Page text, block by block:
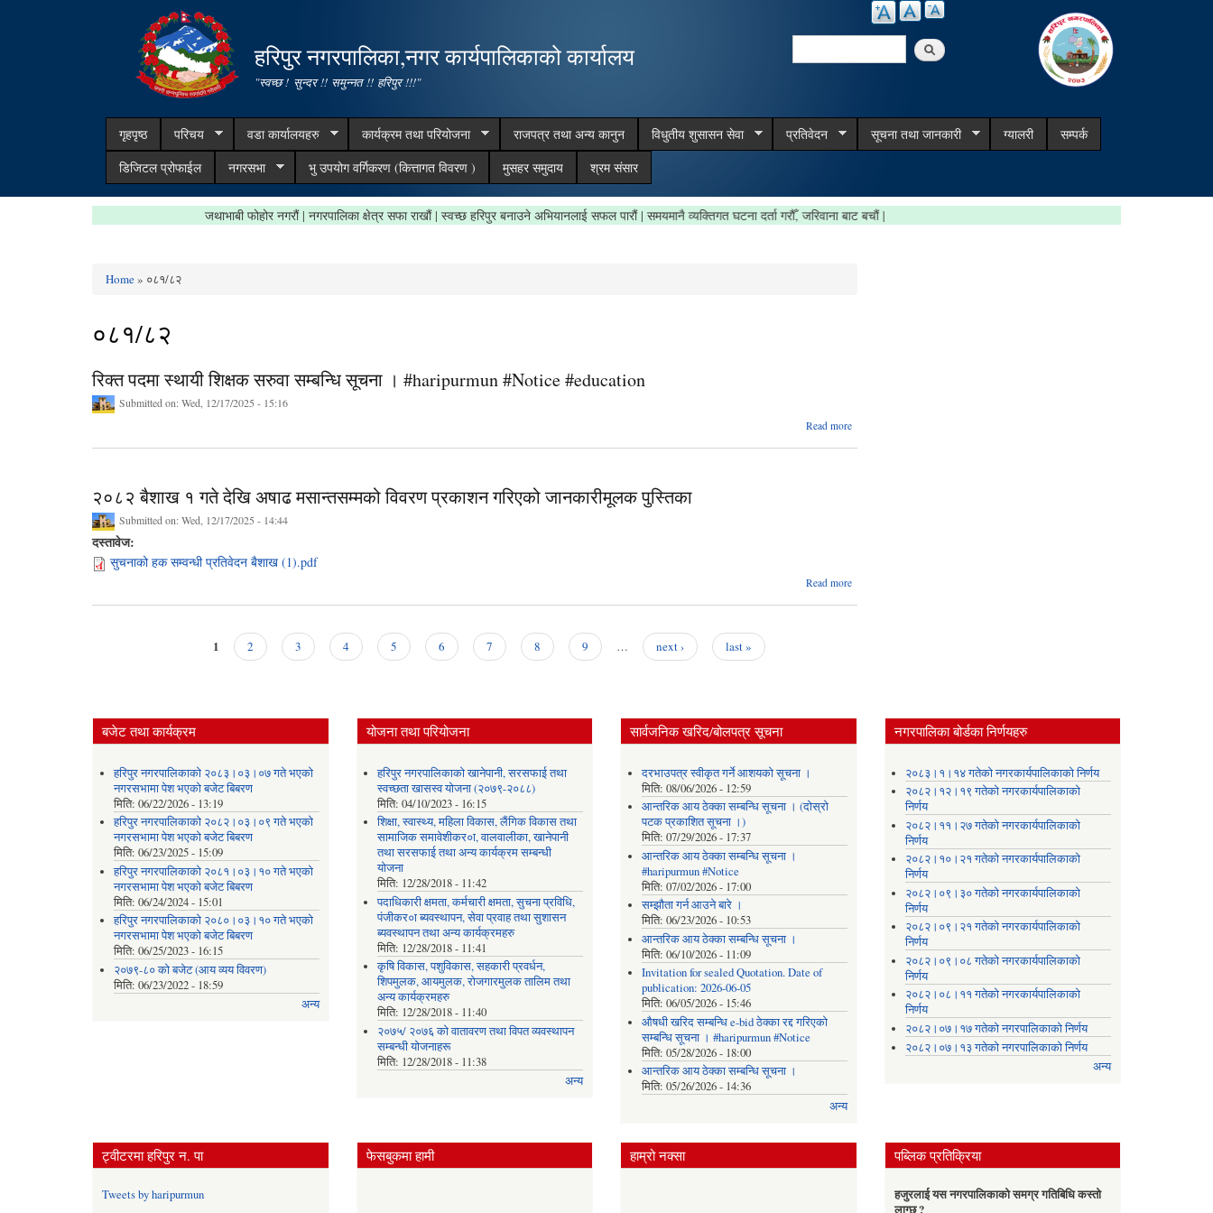
content
हरिपुर नगरपालिका,नगर कार्यपालिकाको कार्यालय
"स्वच्छ ! सुन्दर !! समुन्नत !! हरिपुर !!!"
Search
गृहपृष्ठ परिचय वडा कार्यालयहरु कार्यक्रम तथा परियोजना राजपत्र तथा अन्य कानुन विधुतीय शुसासन सेवा प्रतिवेदन सूचना तथा जानकारी ग्यालरी
सम्पर्क
डिजिटल प्रोफाईल
नगरसभा भु उपयोग वर्गिकरण (कित्तागत विवरण ) मुसहर समुदाय श्रम संसार
जथाभाबी फोहोर नगरौं | नगरपालिका क्षेत्र सफा राखौं | स्वच्छ हरिपुर बनाउने अभियानलाई सफल पारौं | समयमानै व्यक्तिगत घटना दर्ता गरौँ, जरिवाना बाट बचौं |
Home» ०८१/८२
०८१/८२
रिक्त पदमा स्थायी शिक्षक सरुवा सम्बन्धि सूचना । #haripurmun #Notice #education
Submitted on:Wed, 12/17/2025 - 15:16
Read more
२०८२ बैशाख १ गते देखि अषाढ मसान्तसम्मको विवरण प्रकाशन गरिएको जानकारीमूलक पुस्तिका
Submitted on:Wed, 12/17/2025 - 14:44
दस्तावेज:
सुचनाको हक सम्वन्धी प्रतिवेदन बैशाख (1).pdf
Read more
1 2 3 4 5 6 7 8 9 … next › last »
बजेट तथा कार्यक्रम
हरिपुर नगरपालिकाको २०८३।०३।०७ गते भएको
नगरसभामा पेश भएको बजेट बिबरण
मिति: 06/22/2026 - 13:19
हरिपुर नगरपालिकाको २०८२।०३।०९ गते भएको
नगरसभामा पेश भएको बजेट बिबरण
मिति: 06/23/2025 - 15:09
हरिपुर नगरपालिकाको २०८१।०३।१० गते भएको
नगरसभामा पेश भएको बजेट बिबरण
मिति: 06/24/2024 - 15:01
हरिपुर नगरपालिकाको २०८०।०३।१० गते भएको
नगरसभामा पेश भएको बजेट बिबरण
मिति: 06/25/2023 - 16:15
२०७९-८० को बजेट (आय व्यय विवरण)
मिति: 06/23/2022 - 18:59
अन्य
योजना तथा परियोजना
हरिपुर नगरपालिकाको खानेपानी, सरसफाई तथा
स्वच्छता खासस्व योजना (२०७९-२०८८)
मिति:04/10/2023 - 16:15
शिक्षा, स्वास्थ्य, महिला विकास, लैंगिक विकास तथा
सामाजिक समावेशीकर०ा, वालवालीका, खानेपानी
तथा सरसफाई तथा अन्य कार्यक्रम सम्बन्धी
योजना
मिति: 12/28/2018 - 11:42
पदाधिकारी क्षमता, कर्मचारी क्षमता, सुचना प्रविधि,
पंजीकर०ा ब्यवस्थापन, सेवा प्रवाह तथा सुशासन
ब्यवस्थापन तथा अन्य कार्यक्रमहरु
मिति: 12/28/2018 - 11:41
कृषि विकास, पशुविकास, सहकारी प्रवर्धन,
शिपमुलक, आयमुलक, रोजगारमुलक तालिम तथा
अन्य कार्यक्रमहरु
मिति: 12/28/2018 - 11:40
२०७५/ २०७६ को वातावरण तथा विपत व्यवस्थापन
सम्बन्धी योजनाहरू
मिति: 12/28/2018 - 11:38
अन्य
सार्वजनिक खरिद/बोलपत्र सूचना
दरभाउपत्र स्वीकृत गर्ने आशयको सूचना ।
मिति: 08/06/2026 - 12:59
आन्तरिक आय ठेक्का सम्बन्धि सूचना । (दोस्रो
पटक प्रकाशित सूचना ।)
मिति: 07/29/2026 - 17:37
आन्तरिक आय ठेक्का सम्बन्धि सूचना ।
#haripurmun #Notice
मिति: 07/02/2026 - 17:00
सम्झौता गर्न आउने बारे ।
मिति: 06/23/2026 - 10:53
आन्तरिक आय ठेक्का सम्बन्धि सूचना ।
मिति: 06/10/2026 - 11:09
Invitation for sealed Quotation. Date of
publication: 2026-06-05
मिति: 06/05/2026 - 15:46
औषधी खरिद सम्बन्धि e-bid ठेक्का रद्द गरिएको
सम्बन्धि सूचना । #haripurmun #Notice
मिति: 05/28/2026 - 18:00
आन्तरिक आय ठेक्का सम्बन्धि सूचना ।
मिति: 05/26/2026 - 14:36
अन्य
नगरपालिका बोर्डका निर्णयहरु
२०८३।१।१४ गतेको नगरकार्यपालिकाको निर्णय
२०८२।१२।१९ गतेको नगरकार्यपालिकाको
निर्णय
२०८२।११।२७ गतेको नगरकार्यपालिकाको
निर्णय
२०८२।१०।२१ गतेको नगरकार्यपालिकाको
निर्णय
२०८२।०९।३० गतेको नगरकार्यपालिकाको
निर्णय
२०८२।०९।२१ गतेको नगरकार्यपालिकाको
निर्णय
२०८२।०९।०८ गतेको नगरकार्यपालिकाको
निर्णय
२०८२।०८।११ गतेको नगरकार्यपालिकाको
निर्णय
२०८२।०७।१७ गतेको नगरपालिकाको निर्णय
२०८२।०७।१३ गतेको नगरपालिकाको निर्णय
अन्य
ट्वीटरमा हरिपुर न. पा
Tweets by haripurmun
फेसबुकमा हामी हाम्रो नक्सा पब्लिक प्रतिक्रिया
हजुरलाई यस नगरपालिकाको समग्र गतिबिधि कस्तो
लाग्छ ?